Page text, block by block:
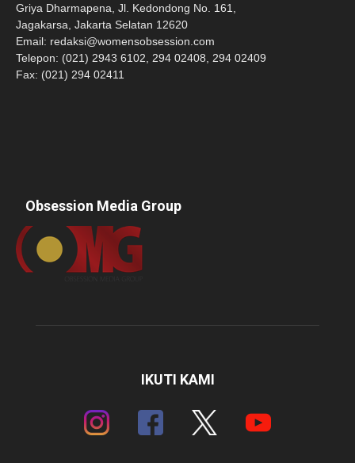
Griya Dharmapena, Jl. Kedondong No. 161,
Jagakarsa, Jakarta Selatan 12620
Email: redaksi@womensobsession.com
Telepon: (021) 2943 6102, 294 02408, 294 02409
Fax: (021) 294 02411
Obsession Media Group
IKUTI KAMI